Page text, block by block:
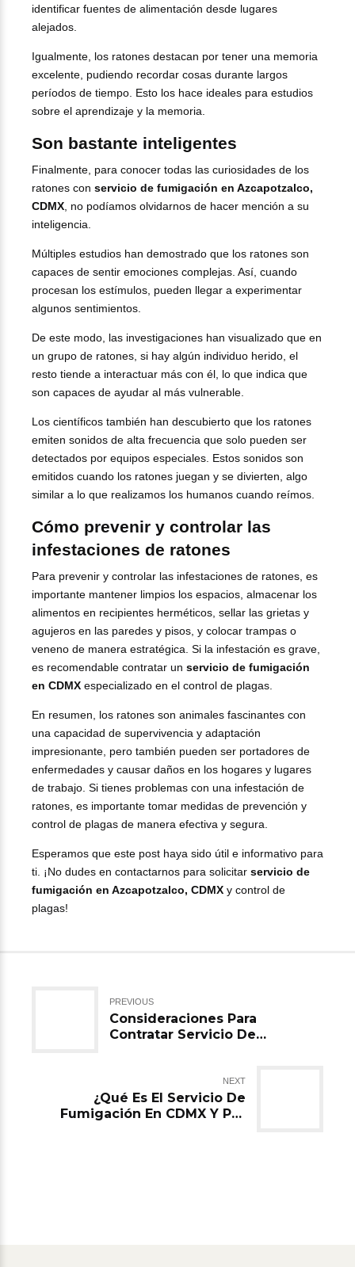
identificar fuentes de alimentación desde lugares
alejados.
Igualmente, los ratones destacan por tener una memoria
excelente, pudiendo recordar cosas durante largos
períodos de tiempo. Esto los hace ideales para estudios
sobre el aprendizaje y la memoria.
Son bastante inteligentes
Finalmente, para conocer todas las curiosidades de los
ratones con servicio de fumigación en Azcapotzalco,
CDMX , no podíamos olvidarnos de hacer mención a su
inteligencia.
Múltiples estudios han demostrado que los ratones son
capaces de sentir emociones complejas. Así, cuando
procesan los estímulos, pueden llegar a experimentar
algunos sentimientos.
De este modo, las investigaciones han visualizado que en
un grupo de ratones, si hay algún individuo herido, el
resto tiende a interactuar más con él, lo que indica que
son capaces de ayudar al más vulnerable.
Los científicos también han descubierto que los ratones
emiten sonidos de alta frecuencia que solo pueden ser
detectados por equipos especiales. Estos sonidos son
emitidos cuando los ratones juegan y se divierten, algo
similar a lo que realizamos los humanos cuando reímos.
Cómo prevenir y controlar las
infestaciones de ratones
Para prevenir y controlar las infestaciones de ratones, es
importante mantener limpios los espacios, almacenar los
alimentos en recipientes herméticos, sellar las grietas y
agujeros en las paredes y pisos, y colocar trampas o
veneno de manera estratégica. Si la infestación es grave,
es recomendable contratar un servicio de fumigación
en CDMX especializado en el control de plagas.
En resumen, los ratones son animales fascinantes con
una capacidad de supervivencia y adaptación
impresionante, pero también pueden ser portadores de
enfermedades y causar daños en los hogares y lugares
de trabajo. Si tienes problemas con una infestación de
ratones, es importante tomar medidas de prevención y
control de plagas de manera efectiva y segura.
Esperamos que este post haya sido útil e informativo para
ti. ¡No dudes en contactarnos para solicitar servicio de
fumigación en Azcapotzalco, CDMX y control de
plagas!
PREVIOUS
Consideraciones Para
Contratar Servicio De
NEXT
¿Qué Es El Servicio De
Fumigación En CDMX Y Por